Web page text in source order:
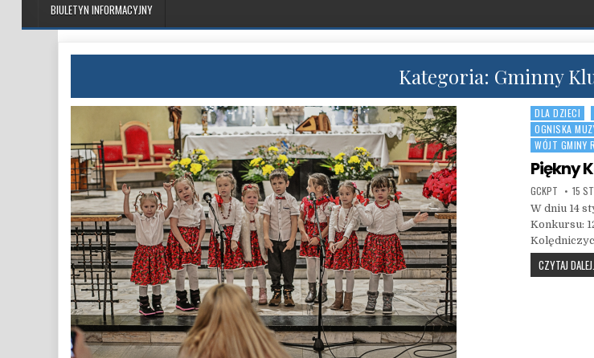
BIULETYN INFORMACYJNY
Kategoria: Gminny
Posted in
DLA DZIECI
OGNISKA
WÓJT GMINY
Piękny
AUTHOR:
GCKPT 15
W dniu 14
Konkursu:
CZYTAJ DALEJ...